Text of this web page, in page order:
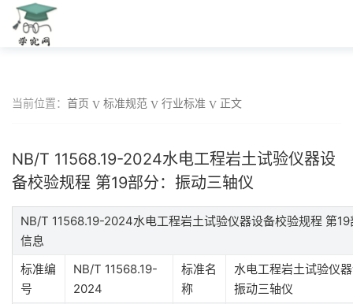
当前位置： 首页 标准规范 行业标准 正文
NB/T 11568.19-2024水电工程岩土试验仪器设
备校验规程 第19部分：振动三轴仪
NB/T 11568.19-2024水电工程岩土试验仪器设备校验规程 第
信息
标准编
号
NB/T 11568.19-
2024
标准名
称
水电工程岩土试验仪
振动三轴仪